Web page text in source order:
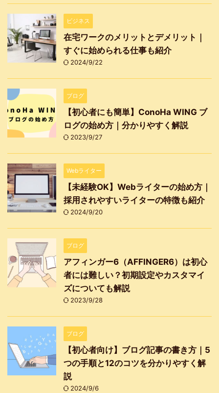
ビジネス
在宅ワークのメリットとデメリット｜
すぐに始められる仕事も紹介
2024/9/22
ブログ
【初心者にも簡単】ConoHa WING ブ
ログの始め方｜分かりやすく解説
2023/9/27
Webライター
【未経験OK】Webライターの始め方｜
採用されやすいライターの特徴も紹介
2024/9/20
ブログ
アフィンガー6（AFFINGER6）は初心
者には難しい？初期設定やカスタマイ
ズについても解説
2023/9/28
ブログ
【初心者向け】ブログ記事の書き方｜5
つの手順と12のコツを分かりやすく解
説
2024/9/6